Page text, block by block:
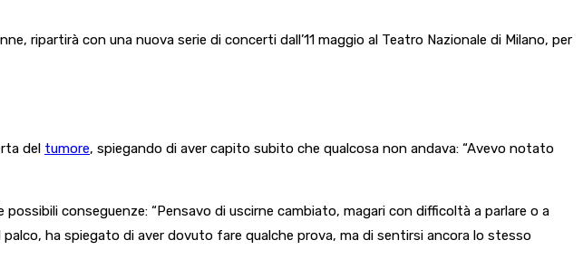
ripartirà con una nuova serie di concerti dall’11 maggio al Teatro Nazionale di Milano, per
del tumore, spiegando di aver capito subito che qualcosa non andava: “Avevo notato
conseguenze: “Pensavo di uscirne cambiato, magari con difficoltà a parlare o a
ha spiegato di aver dovuto fare qualche prova, ma di sentirsi ancora lo stesso